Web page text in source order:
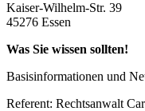
Kaiser-Wilhelm-Str. 39
45276 Essen
Was Sie wissen sollten!
Basisinformationen und
Referent: Rechtsanwalt